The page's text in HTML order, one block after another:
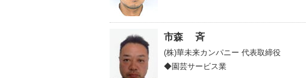
市森 斉
(株)華未来カンパニー 代表取締役
◆園芸サービス業